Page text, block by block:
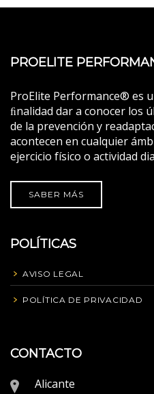
PROELITE
ProElite Performance® es
ﬁnalidad dar a conocer los
de la prevención y
acontecen en cualquier
ejercicio físico o actividad
SABER MÁS
POLÍTICAS
AVISO LEGAL
POLÍTICA DE PRIVACIDAD
CONTACTO
Alicante